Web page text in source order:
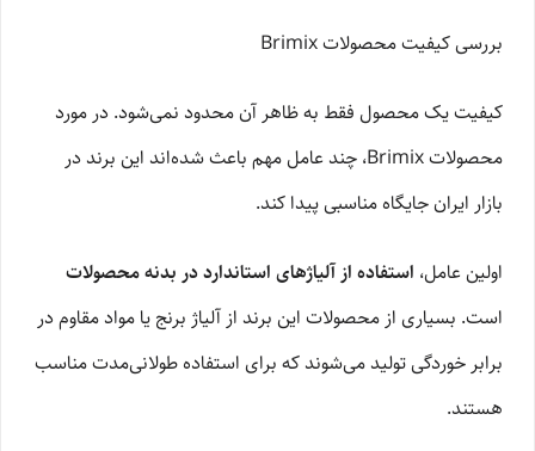
بررسی کیفیت محصولات Brimix
کیفیت یک محصول فقط به ظاهر آن محدود نمی‌شود. در مورد
محصولات Brimix، چند عامل مهم باعث شده‌اند این برند در
بازار ایران جایگاه مناسبی پیدا کند.
اولین عامل، استفاده از آلیاژهای استاندارد در بدنه محصولات
است. بسیاری از محصولات این برند از آلیاژ برنج یا مواد مقاوم در
برابر خوردگی تولید می‌شوند که برای استفاده طولانی‌مدت مناسب
هستند.